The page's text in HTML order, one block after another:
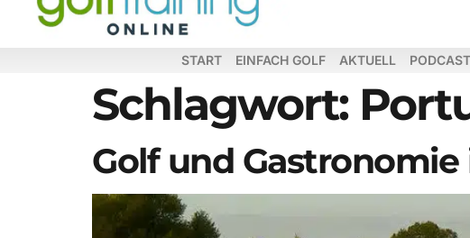
START EINFACH GOLF AKTUELL
Schlagwort:
Golf und